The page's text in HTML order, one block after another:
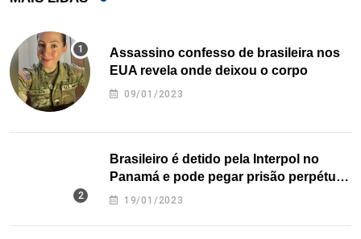
Assassino confesso de brasileira nos
EUA revela onde deixou o corpo
09/01/2023
Brasileiro é detido pela Interpol no
Panamá e pode pegar prisão perpétua
nos EUA
19/01/2023